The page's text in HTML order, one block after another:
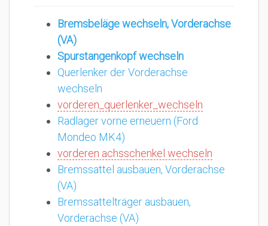
Bremsbeläge wechseln, Vorderachse
(VA)
Spurstangenkopf wechseln
Querlenker der Vorderachse
wechseln
vorderen_querlenker_wechseln
Radlager vorne erneuern (Ford
Mondeo MK4)
vorderen achsschenkel wechseln
Bremssattel ausbauen, Vorderachse
(VA)
Bremssattelträger ausbauen,
Vorderachse (VA)